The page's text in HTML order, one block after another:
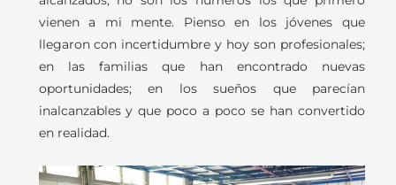
vienen a mi mente. Pienso en los jóvenes que
llegaron con incertidumbre y hoy son profesionales;
en las familias que han encontrado nuevas
oportunidades; en los sueños que parecían
inalcanzables y que poco a poco se han convertido
en realidad.